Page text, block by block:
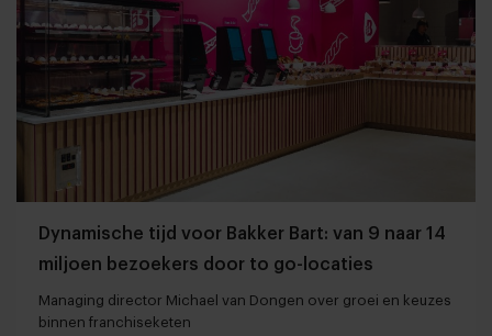
Dynamische tijd voor Bakker Bart: van 9 naar 14
miljoen bezoekers door to go-locaties
Managing director Michael van Dongen over groei en keuzes
binnen franchiseketen